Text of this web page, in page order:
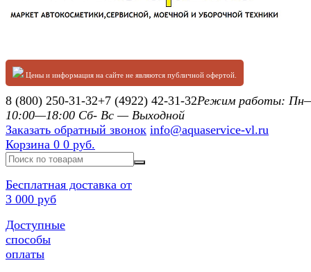
Цены и информация на сайте не являются публичной офертой.
8 (800) 250-31-32+7 (4922) 42-31-32Режим работы:
10:00—18:00 Сб- Вс — Выходной
Заказать обратный звонок info@aquaservice-vl.ru
Корзина 0 0 руб.
Бесплатная доставка от
3 000 руб
Доступные
способы
оплаты